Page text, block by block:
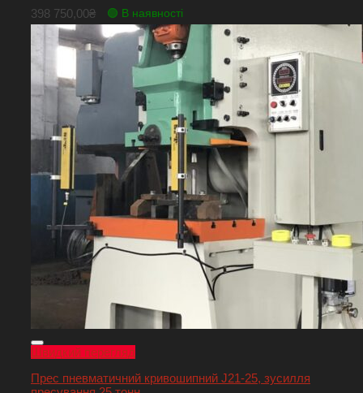
398 750,00₴ 🟢 В наявності
Швидкий перегляд
Прес пневматичний кривошипний J21-25, зусилля